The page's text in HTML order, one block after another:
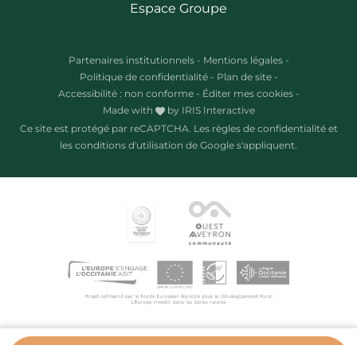
Espace Groupe
Partenaires institutionnels - Mentions légales -
Politique de confidentialité - Plan de site -
Accessibilité : non conforme - Éditer mes cookies -
Made with
by IRIS Interactive
Ce site est protégé par reCAPTCHA. Les règles de confidentialitéet
les conditions d'utilisation de Google s'appliquent.
le contrôle sur ce que vous
suite, cliquez sur le lien 'Préférences